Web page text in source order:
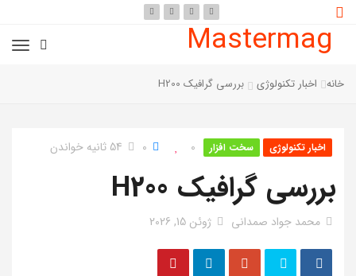
Mastermag
خانه اخبار تکنولوژی بررسی گرافیک H200
اخبار تکنولوژی سخت افزار 0
0 54 ثانیه خواندن
بررسی گرافیک H200
محمد جواد صمدانی ژوئن 15, 2026